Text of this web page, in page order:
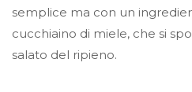
semplice ma con un
cucchiaino di miele, che si
salato del ripieno.